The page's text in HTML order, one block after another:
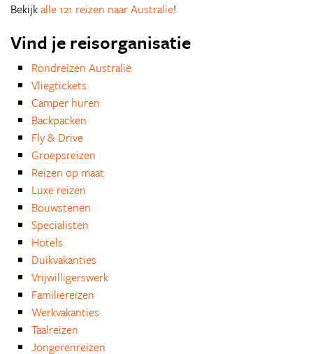
Bekijkalle 121 reizen naar Australie!
Vind je reisorganisatie
Rondreizen Australië
Vliegtickets
Camper huren
Backpacken
Fly & Drive
Groepsreizen
Reizen op maat
Luxe reizen
Bouwstenen
Specialisten
Hotels
Duikvakanties
Vrijwilligerswerk
Familiereizen
Werkvakanties
Taalreizen
Jongerenreizen